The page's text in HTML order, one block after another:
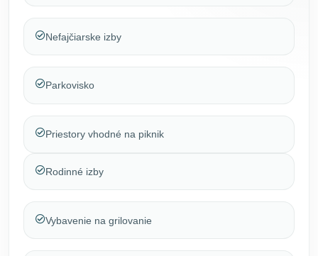
Nefajčiarske izby
Parkovisko
Priestory vhodné na piknik
Rodinné izby
Vybavenie na grilovanie